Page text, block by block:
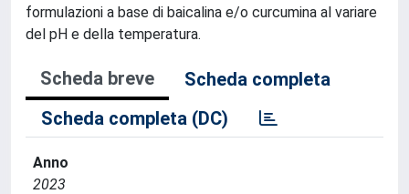
formulazioni a base di baicalina e/o curcumina al variare
del pH e della temperatura.
Scheda breve
Scheda completa
Scheda completa (DC)
Anno
2023